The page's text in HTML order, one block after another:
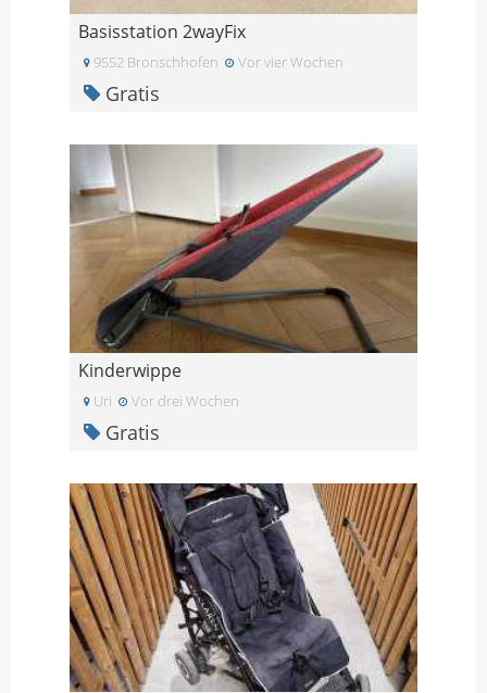
Basisstation 2wayFix
9552 Bronschhofen Vor vier Wochen
Gratis
Kinderwippe
Uri Vor drei Wochen
Gratis